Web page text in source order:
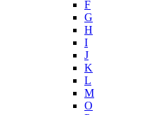
F
G
H
I
J
K
L
M
O